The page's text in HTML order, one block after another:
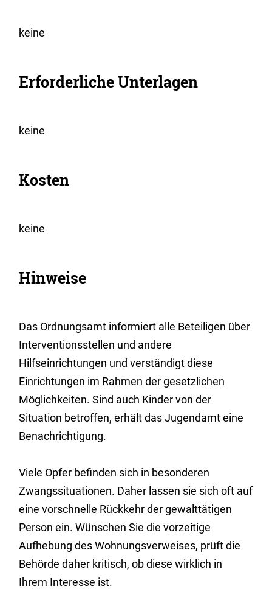
keine
Erforderliche Unterlagen
keine
Kosten
keine
Hinweise
Das Ordnungsamt informiert alle Beteiligen über
Interventionsstellen und andere
Hilfseinrichtungen und verständigt diese
Einrichtungen im Rahmen der gesetzlichen
Möglichkeiten. Sind auch Kinder von der
Situation betroffen, erhält das Jugendamt eine
Benachrichtigung.
Viele Opfer befinden sich in besonderen
Zwangssituationen. Daher lassen sie sich oft auf
eine vorschnelle Rückkehr der gewalttätigen
Person ein. Wünschen Sie die vorzeitige
Aufhebung des Wohnungsverweises, prüft die
Behörde daher kritisch, ob diese wirklich in
Ihrem Interesse ist.